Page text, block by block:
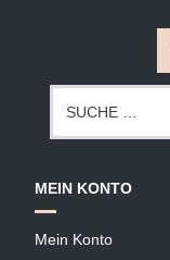
MEIN KONTO
Mein Konto